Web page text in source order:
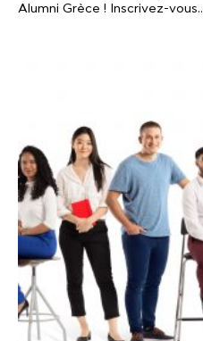
Alumni Grèce ! Inscrivez-vous..